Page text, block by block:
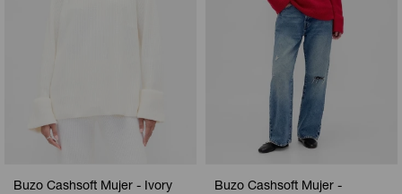
Buzo Cashsoft Mujer - Ivory
Buzo Cashsoft Mujer -